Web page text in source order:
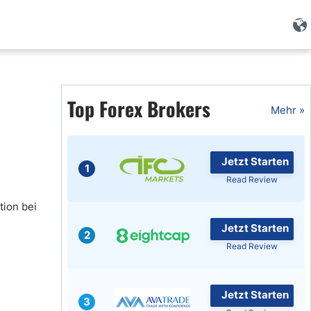
Forex Artikel
bei
Top Forex Brokers Mehr »
1
Jetzt Starten
Read Review
2
Jetzt Starten
Read Review
3
Jetzt Starten